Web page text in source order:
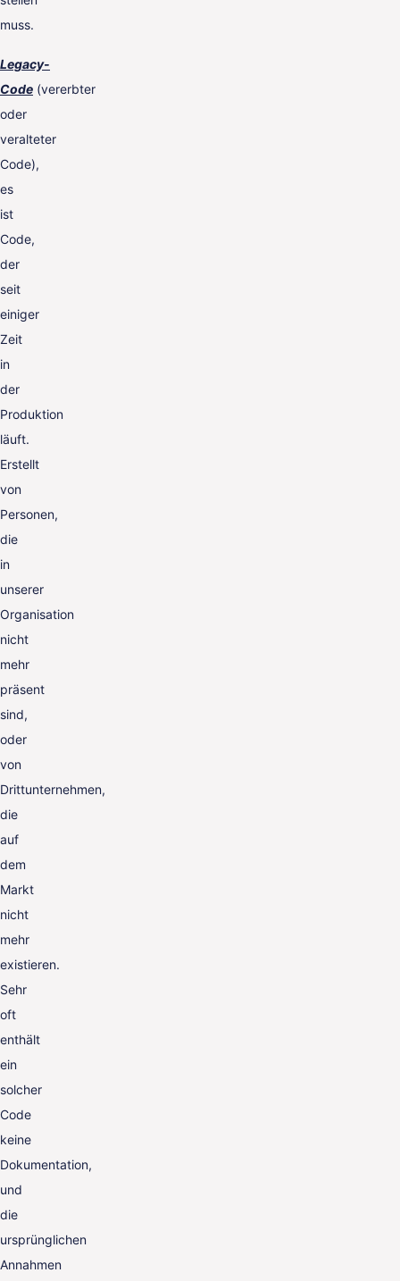
muss.
Legacy-
Code (vererbter
oder
veralteter
Code),
es
ist
Code,
der
seit
einiger
Zeit
in
der
Produktion
läuft.
Erstellt
von
Personen,
die
in
unserer
Organisation
nicht
mehr
präsent
sind,
oder
von
Drittunternehmen,
die
auf
dem
Markt
nicht
mehr
existieren.
Sehr
oft
enthält
ein
solcher
Code
keine
Dokumentation,
und
die
ursprünglichen
Annahmen